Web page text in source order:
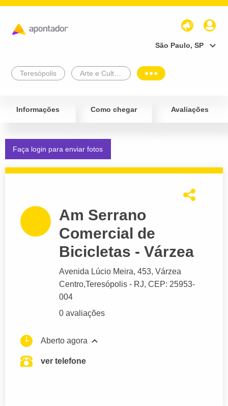
São Paulo, SP
Teresópolis
Informações Como chegar Avaliações
Faça login para enviar fotos
Am Serrano
Comercial de
Bicicletas - Várzea
Avenida Lúcio Meira, 453, Várzea
Centro,Teresópolis - RJ, CEP: 25953-
004
0 avaliações
Aberto agora
ver telefone